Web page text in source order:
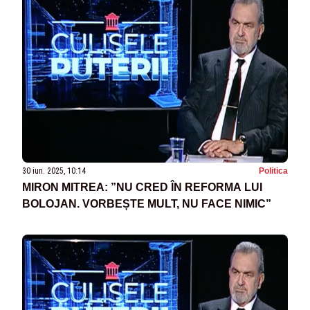
30 iun. 2025, 10:14 Politica
MIRON MITREA: ”NU CRED ÎN REFORMA LUI
BOLOJAN. VORBEȘTE MULT, NU FACE NIMIC”